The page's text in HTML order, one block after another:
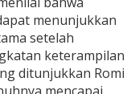
menunjukkan
setelah
keterampilan
ditunjukkan Romi